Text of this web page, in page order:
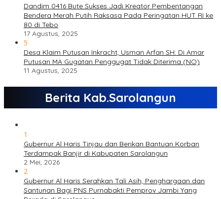
Dandim 0416 Bute Sukses Jadi Kreator Pembentangan
Bendera Merah Putih Raksasa Pada Peringatan HUT RI ke
80 di Tebo
17 Agustus, 2025
5
Desa Klaim Putusan Inkracht, Usman Arfan SH: Di Amar
Putusan MA Gugatan Penggugat Tidak Diterima (NO)
11 Agustus, 2025
Berita Kab.Sarolangun
1
Gubernur Al Haris Tinjau dan Berikan Bantuan Korban
Terdampak Banjir di Kabupaten Sarolangun
2 Mei, 2026
2
Gubernur Al Haris Serahkan Tali Asih, Penghargaan dan
Santunan Bagi PNS Purnabakti Pemprov Jambi Yang